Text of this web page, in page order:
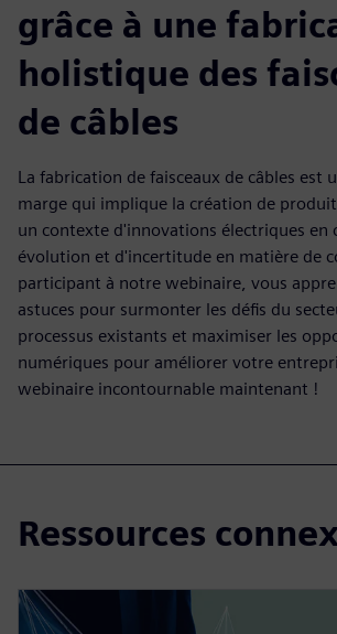
grâce à une
holistique des
de câbles
La fabrication de faisceaux de câbles est
marge qui implique la création de
un contexte d'innovations électriques en
évolution et d'incertitude en matière de
participant à notre webinaire, vous
astuces pour surmonter les défis du
processus existants et maximiser les
numériques pour améliorer votre
webinaire incontournable maintenant !
Ressources